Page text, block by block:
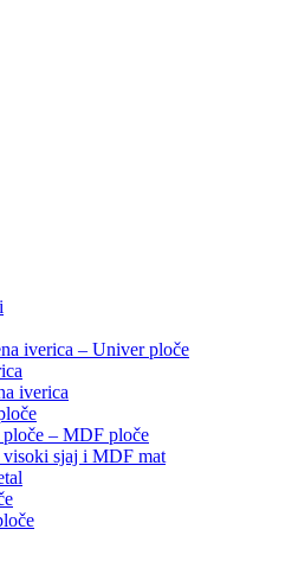
iverica – Univer ploče
iverica
– MDF ploče
visoki sjaj i MDF mat